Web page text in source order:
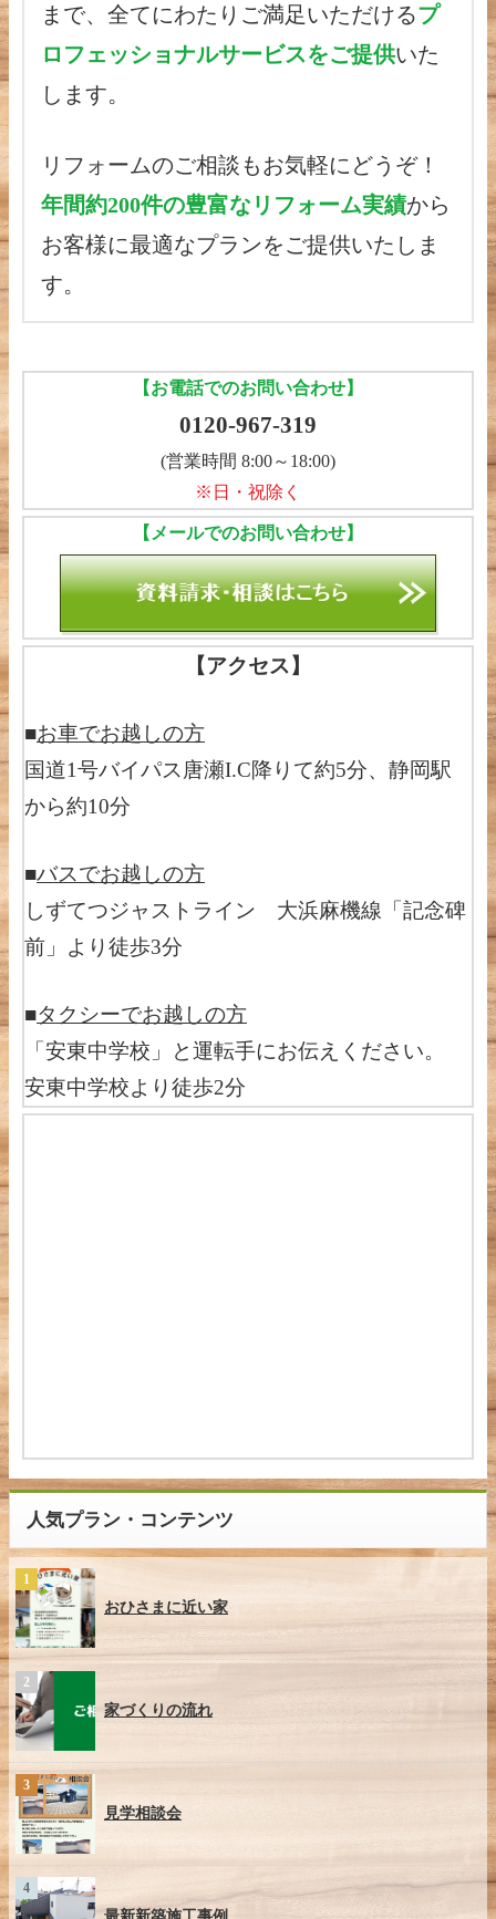
まで、全てにわたりご満足いただけるプ
ロフェッショナルサービスをご提供いた
します。
リフォームのご相談もお気軽にどうぞ！
年間約200件の豊富なリフォーム実績から
お客様に最適なプランをご提供いたしま
す。
【お電話でのお問い合わせ】
0120-967-319
(営業時間 8:00～18:00)
※日・祝除く
【メールでのお問い合わせ】
【アクセス】
■お車でお越しの方
国道1号バイパス唐瀬I.C降りて約5分、静岡駅
から約10分
■バスでお越しの方
しずてつジャストライン 大浜麻機線「記念碑
前」より徒歩3分
■タクシーでお越しの方
「安東中学校」と運転手にお伝えください。
安東中学校より徒歩2分
人気プラン・コンテンツ
おひさまに近い家
家づくりの流れ
見学相談会